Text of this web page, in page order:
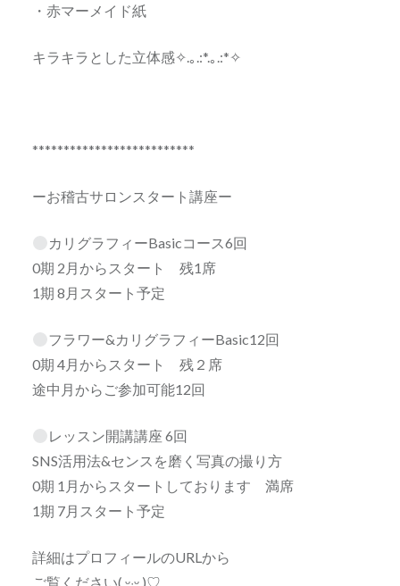
・赤マーメイド紙
キラキラとした立体感✧.｡.:*.｡.:*✧
**************************
ーお稽古サロンスタート講座ー
カリグラフィーBasicコース6回
0期 2月からスタート 残1席
1期 8月スタート予定
フラワー&カリグラフィーBasic12回
0期 4月からスタート 残２席
途中月からご参加可能12回
レッスン開講講座 6回
SNS活用法&センスを磨く写真の撮り方
0期 1月からスタートしております 満席
1期 7月スタート予定
詳細はプロフィールのURLから
ご覧ください( ᵕ·̮ᵕ )♡